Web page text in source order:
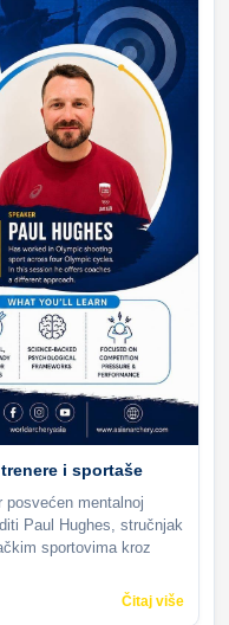
i sportaše
posvećen mentalnoj
Paul Hughes, stručnjak
sportovima kroz
Čitaj više